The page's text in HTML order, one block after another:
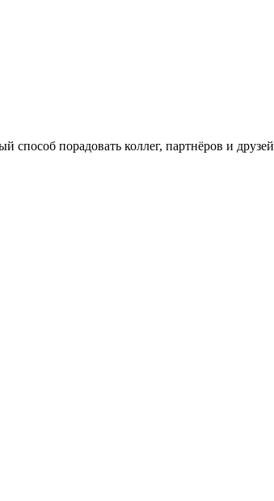
порадовать коллег, партнёров и друзей